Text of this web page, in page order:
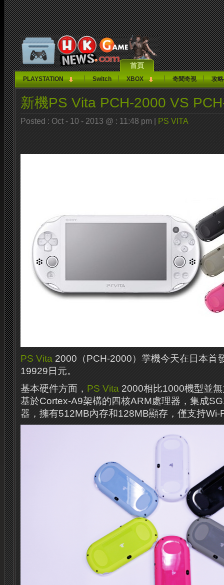
首頁
PLAYSTATION Switch XBOX 奇聞奇視 攻
新機PS Vita PCH-2000 VS
Posted : Oct - 10 - 2013 @ : 11:48 pm | PS VITA
PS Vita 2000（PCH-2000）掌機今天在日本首
19929日元。
基本硬件方面， PS Vita 2000相比1000機型並
基於Cortex-A9架構的四核ARM處理器，集成
器，擁有512MB內存和128MB顯存，僅支持Wi-